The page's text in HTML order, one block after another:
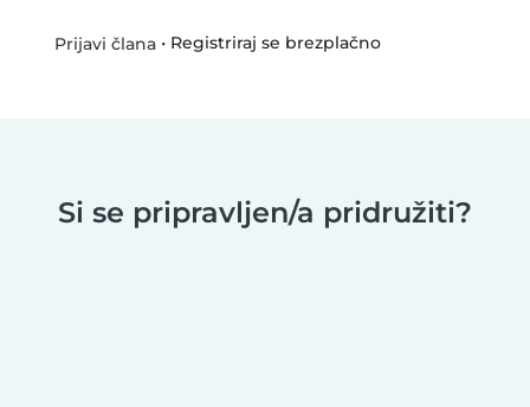
Prijavi člana• Registriraj se brezplačno
Si se pripravljen/a pridružiti?